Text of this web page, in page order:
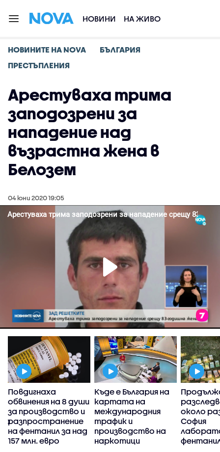
НОВИНИ НА ЖИВО
НОВИНИТЕ НА NOVA
БЪЛГАРИЯ
ПРЕСТЪПЛЕНИЯ
Арестуваха трима
заподозрени за
нападение над
възрастна жена в
Белозем
04 юни 2020 19:05
Повдигнаха
обвинения на 8 души
за производство и
разпространение
на фентанил за над
157 млн. евро
Къде е България на
картата на
международния
трафик и
производство на
наркотици
около
София